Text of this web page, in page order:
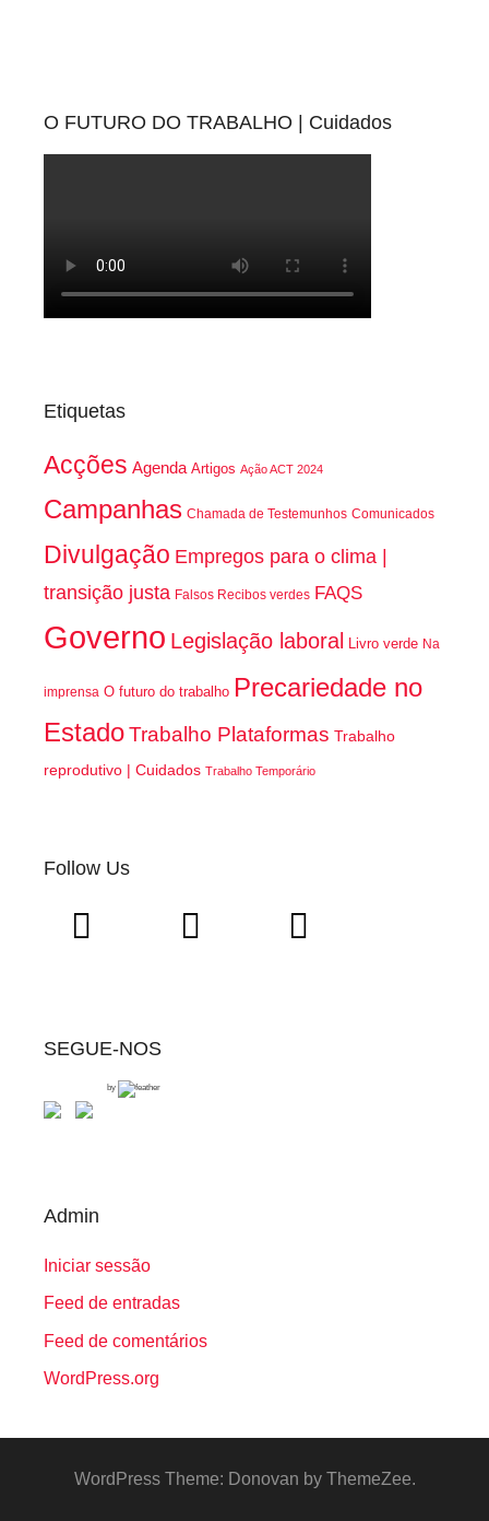
O FUTURO DO TRABALHO | Cuidados
Etiquetas
Acções Agenda Artigos Ação ACT 2024
Campanhas Chamada de Testemunhos Comunicados
Divulgação Empregos para o clima |
transição justa Falsos Recibos verdes FAQS
Governo Legislação laboral Livro verde Na
imprensa O futuro do trabalho Precariedade no
EstadoTrabalho Plataformas Trabalho
reprodutivo | Cuidados Trabalho Temporário
Follow Us
SEGUE-NOS
by
Admin
Iniciar sessão
Feed de entradas
Feed de comentários
WordPress.org
WordPress Theme: Donovan by ThemeZee.